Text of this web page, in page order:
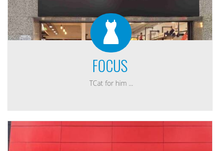
FOCUS
TCat for him ...